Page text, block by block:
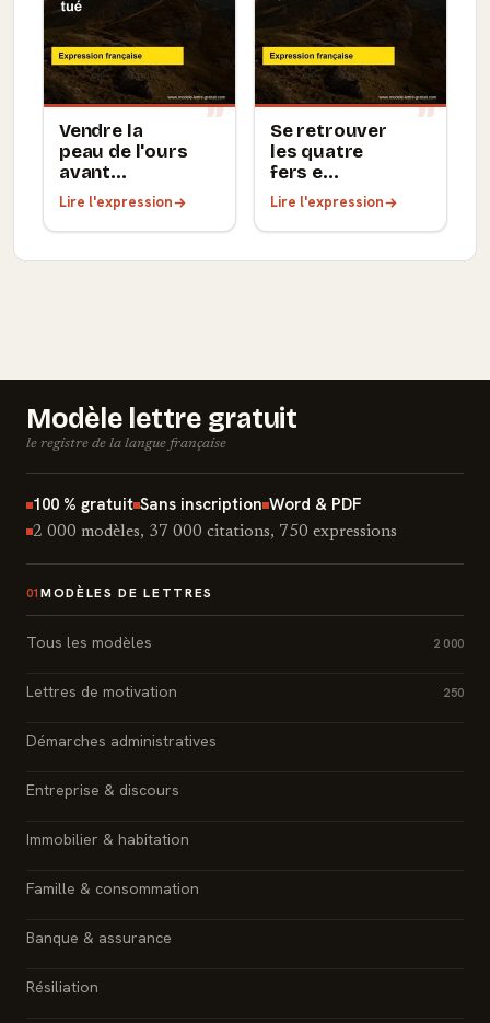
Vendre la
peau de l'ours
avant...
Lire l'expression
Se retrouver
les quatre
fers e...
Lire l'expression
Modèle lettre gratuit
le registre de la langue française
100 % gratuit Sans inscription Word & PDF
2 000 modèles, 37 000 citations, 750 expressions
01 MODÈLES DE LETTRES
Tous les modèles 2 000
Lettres de motivation 250
Démarches administratives
Entreprise & discours
Immobilier & habitation
Famille & consommation
Banque & assurance
Résiliation